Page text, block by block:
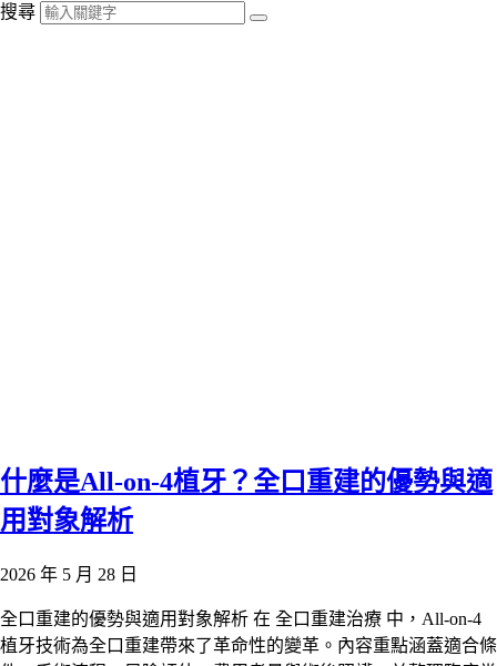
搜尋
什麼是All-on-4植牙？全口重建的優勢與適
用對象解析
2026 年 5 月 28 日
全口重建的優勢與適用對象解析 在 全口重建治療 中，All-on-4
植牙技術為全口重建帶來了革命性的變革。內容重點涵蓋適合條